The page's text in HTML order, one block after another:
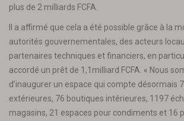
plus de 2 milliards FCFA.
Il a affirmé que cela a été possible grâce à la
autorités gouvernementales, des acteurs
partenaires techniques et financiers, en
accordé un prêt de 1,1milliard FCFA. « Nous
d’inaugurer un espace qui compte désormais
extérieures, 76 boutiques intérieures, 1197
magasins, 21 espaces pour condiments et 16